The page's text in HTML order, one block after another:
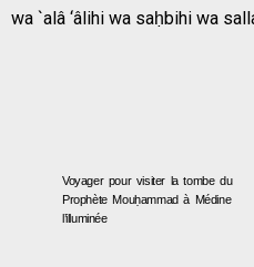
wa `alâ ‘âlihi wa saḥbihi wa
Voyager pour visiter la tombe du
Prophète Mouḥammad à Médine
l’illuminée